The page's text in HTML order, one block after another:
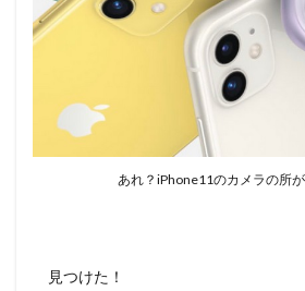
あれ？iPhone11のカメラの所が
見つけた！